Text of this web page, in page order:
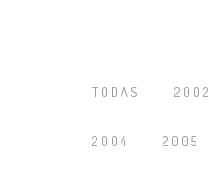
TODAS 2002
2004 2005